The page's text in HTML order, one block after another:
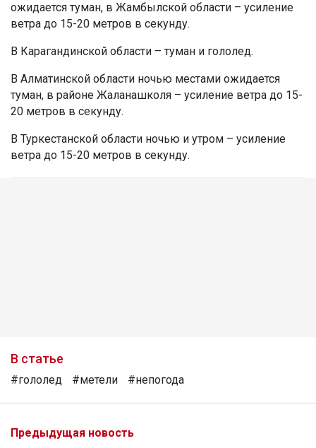
ожидается туман, в Жамбылской области – усиление
ветра до 15-20 метров в секунду.
В Карагандинской области – туман и гололед.
В Алматинской области ночью местами ожидается
туман, в районе Жаланашколя – усиление ветра до 15-
20 метров в секунду.
В Туркестанской области ночью и утром – усиление
ветра до 15-20 метров в секунду.
В статье
#гололед #метели #непогода
Предыдущая новость